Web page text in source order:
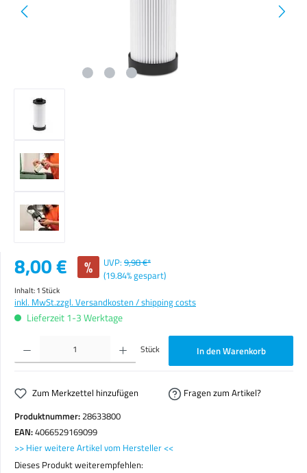
Verkaufspreis:
8,00 € % UVP: 9,98 €*
(19.84% gespart)
Inhalt:1 Stück
inkl. MwSt.zzgl. Versandkosten / shipping costs
Lieferzeit 1-3 Werktage
Produkt Anzahl: Gib den gewünschten Wert ein oder benutze die Schaltflächen um die Anzahl zu
Stück In den Warenkorb
Zum Merkzettel hinzufügen
Fragen zum Artikel?
Produktnummer:28633800
EAN:4066529169099
>> Hier weitere Artikel vom Hersteller <<
Dieses Produkt weiterempfehlen: